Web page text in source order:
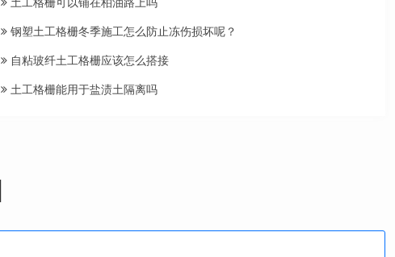
钢塑土工格栅冬季施工怎么防止冻伤损坏呢？
自粘玻纤土工格栅应该怎么搭接
土工格栅能用于盐渍土隔离吗